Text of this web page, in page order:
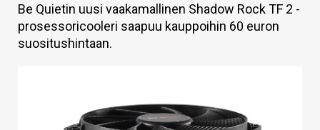
HINTA.FI
KAUPPA
Be Quietin uusi vaakamallinen Shadow Rock TF 2 -
prosessoricooleri saapuu kauppoihin 60 euron
suositushintaan.